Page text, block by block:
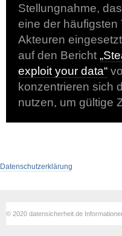
Stellungnahme,
eine der häufigsten
Akteuren
auf den Bericht
exploit your data“
konzentrieren sich
nutzen, um gültige
Datenschutzerklärung
© 2020 datensicherheit.de